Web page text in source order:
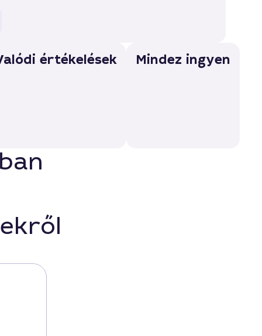
értékelések Mindez ingyen